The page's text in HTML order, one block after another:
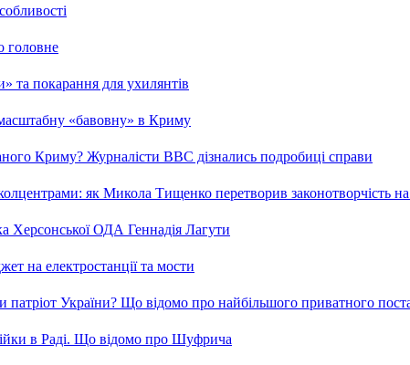
головне
та покарання для ухилянтів
«бавовну» в Криму
Криму? Журналісти ВВС дізнались подробиці справи
як Микола Тищенко перетворив законотворчість на
Херсонської ОДА Геннадія Лагути
на електростанції та мости
України? Що відомо про найбільшого приватного
в Раді. Що відомо про Шуфрича